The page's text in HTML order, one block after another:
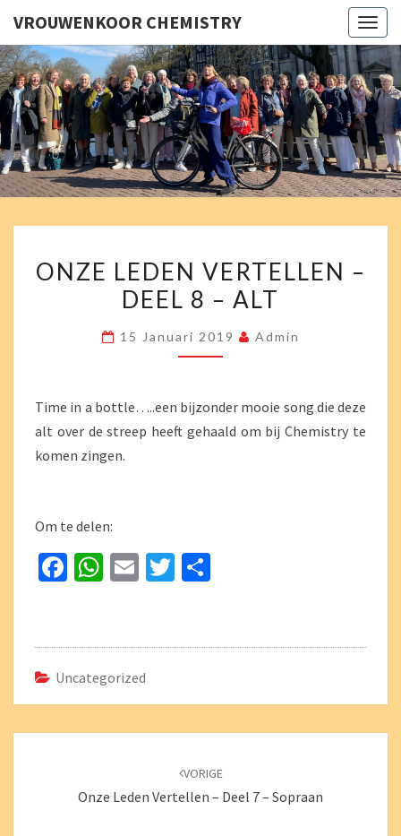
VROUWENKOOR CHEMISTRY
Chemistry
Zingt En
Swingt!
LEDEN
VERTELLEN
ONZE LEDEN VERTELLEN –
DEEL 8 – ALT
15 Januari 2019 Admin
Time in a bottle…..een bijzonder mooie song die deze
alt over de streep heeft gehaald om bij Chemistry te
komen zingen.
Om te delen:
Fa
o
o
k
W
sA
p
p
E
l
T
er n
Uncategorized
VORIGE
Onze Leden Vertellen – Deel 7 – Sopraan